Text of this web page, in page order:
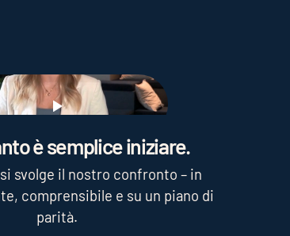
Play
è semplice iniziare.
svolge il nostro confronto – in
comprensibile e su un piano di
parità.